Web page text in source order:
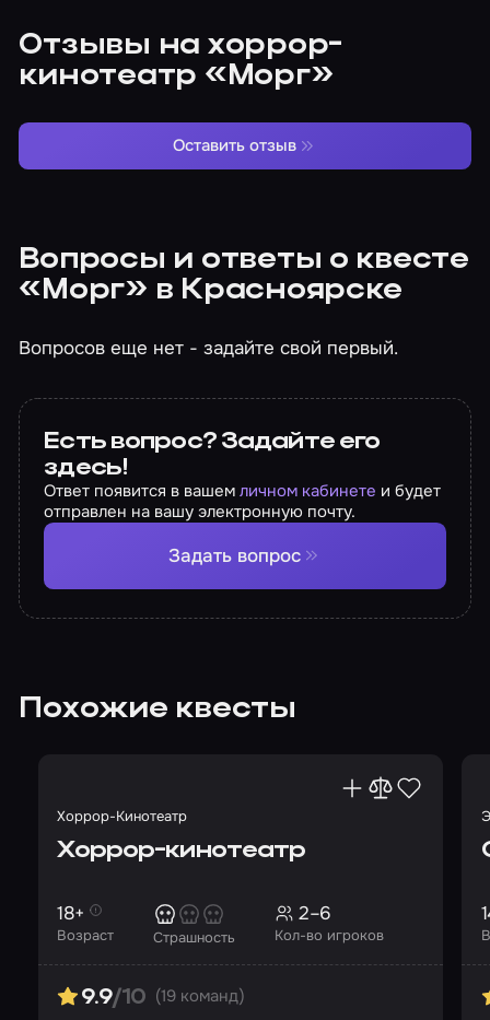
Отзывы на хоррор-
кинотеатр «Морг»
Оставить отзыв
Вопросы и ответы о квесте
«Морг» в Красноярске
Вопросов еще нет - задайте свой первый.
Есть вопрос? Задайте его
здесь!
Ответ появится в вашемличном кабинете и будет
отправлен на вашу электронную почту.
Задать вопрос
Похожие квесты
Хоррор-Кинотеатр
Хоррор-кинотеатр
Возраст
18+
Страшность Кол-во игроков
2–6
9.9/10 (19 команд)